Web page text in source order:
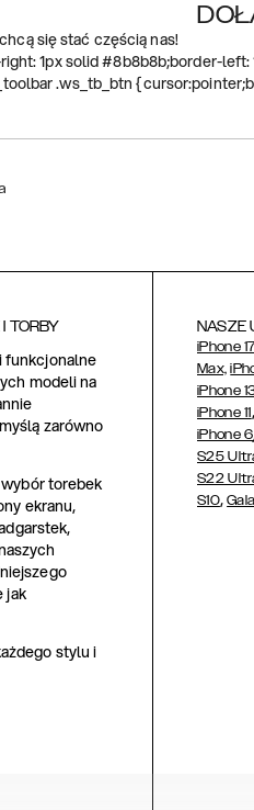
się stać częścią nas!
1px solid #8b8b8b;border-
.ws_tb_btn
TORBY
funkcjonalne
modeli na
zarówno
torebek
ekranu,
jak
stylu i
NASZE
iPhone
Max,
iPhone
iPhone 11,
iPhone
S25
S22
S10,